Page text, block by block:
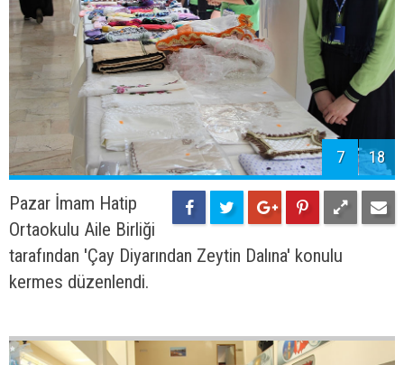
7 18
Pazar İmam Hatip
Ortaokulu Aile Birliği
tarafından 'Çay Diyarından Zeytin Dalına' konulu
kermes düzenlendi.